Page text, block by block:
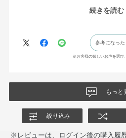
ねなくてもまつ毛が伸びてくれます。
カーブがかかってるのでまぶだのカー
続きを読む
参考になった
※お客様の嬉しいお声を選び
もっと
絞り込み
※レビューは、ログイン後の購入履